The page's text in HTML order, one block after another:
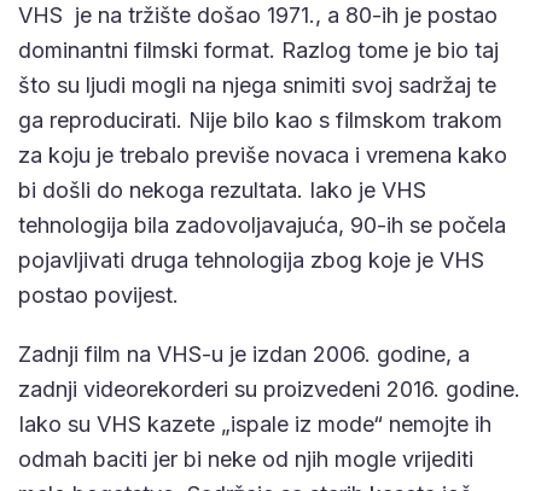
VHS je na tržište došao 1971., a 80-ih je postao
dominantni filmski format. Razlog tome je bio taj
što su ljudi mogli na njega snimiti svoj sadržaj te
ga reproducirati. Nije bilo kao s filmskom trakom
za koju je trebalo previše novaca i vremena kako
bi došli do nekoga rezultata. Iako je VHS
tehnologija bila zadovoljavajuća, 90-ih se počela
pojavljivati druga tehnologija zbog koje je VHS
postao povijest.
Zadnji film na VHS-u je izdan 2006. godine, a
zadnji videorekorderi su proizvedeni 2016. godine.
Iako su VHS kazete „ispale iz mode“ nemojte ih
odmah baciti jer bi neke od njih mogle vrijediti